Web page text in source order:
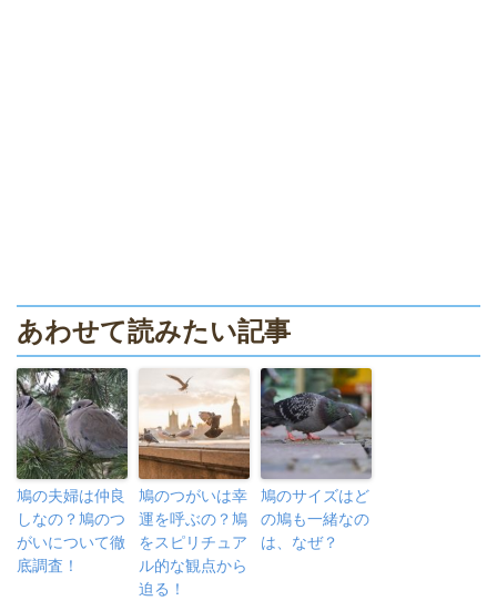
あわせて読みたい記事
鳩の夫婦は仲良
しなの？鳩のつ
がいについて徹
底調査！
鳩のつがいは幸
運を呼ぶの？鳩
をスピリチュア
ル的な観点から
迫る！
鳩のサイズはど
の鳩も一緒なの
は、なぜ？